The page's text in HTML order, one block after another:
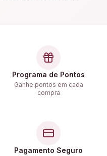
Programa de Pontos
Ganhe pontos em cada
compra
Pagamento Seguro